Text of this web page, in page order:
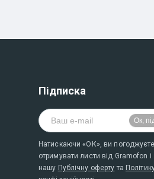
Підписка
Натискаючи «ОК», ви
отримувати листи від Gramofon
нашу Публічну оферту та